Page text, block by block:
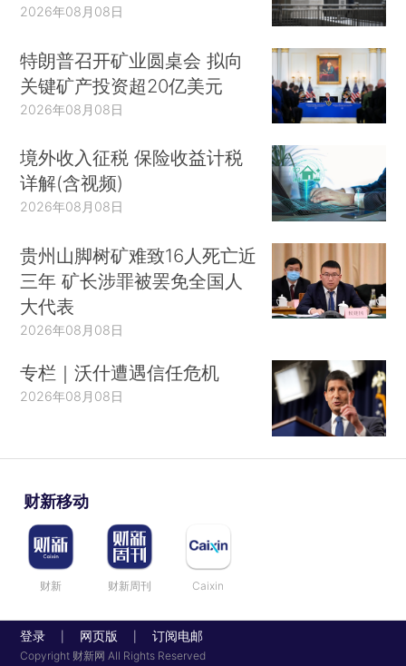
2026年08月08日
特朗普召开矿业圆桌会 拟向
关键矿产投资超20亿美元
2026年08月08日
境外收入征税 保险收益计税
详解(含视频)
2026年08月08日
贵州山脚树矿难致16人死亡近
三年 矿长涉罪被罢免全国人
大代表
2026年08月08日
专栏｜沃什遭遇信任危机
2026年08月08日
财新移动
财新 财新周刊 Caixin
登录 网页版 订阅电邮
Copyright 财新网 All Rights Reserved